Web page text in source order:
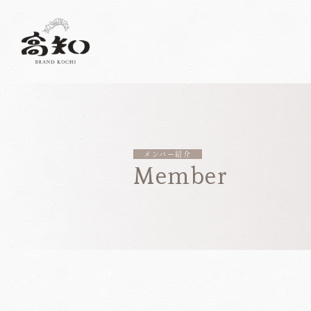
メンバー紹介
Member